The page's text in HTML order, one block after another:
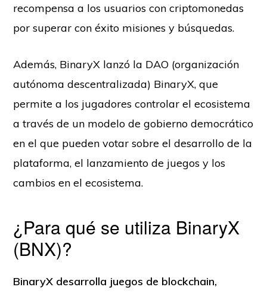
recompensa a los usuarios con criptomonedas
por superar con éxito misiones y búsquedas.
Además, BinaryX lanzó la DAO (organización
autónoma descentralizada) BinaryX, que
permite a los jugadores controlar el ecosistema
a través de un modelo de gobierno democrático
en el que pueden votar sobre el desarrollo de la
plataforma, el lanzamiento de juegos y los
cambios en el ecosistema.
¿Para qué se utiliza BinaryX
(BNX)?
BinaryX desarrolla juegos de blockchain,